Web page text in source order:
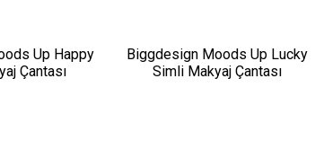
Up Happy
Çantası
Biggdesign Moods Up Lucky
Simli Makyaj Çantası